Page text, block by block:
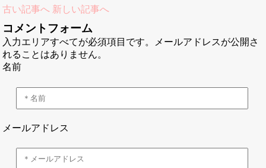
古い記事へ 新しい記事へ
コメントフォーム
入力エリアすべてが必須項目です。メールアドレスが公開さ
れることはありません。
名前
メールアドレス